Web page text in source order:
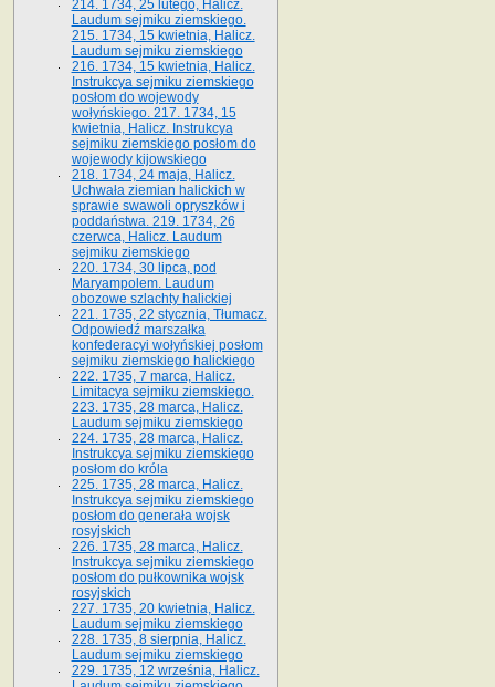
214. 1734, 25 lutego, Halicz.
Laudum sejmiku ziemskiego.
215. 1734, 15 kwietnia, Halicz.
Laudum sejmiku ziemskiego
216. 1734, 15 kwietnia, Halicz.
Instrukcya sejmiku ziemskiego
posłom do wojewody
wołyńskiego. 217. 1734, 15
kwietnia, Halicz. Instrukcya
sejmiku ziemskiego posłom do
wojewody kijowskiego
218. 1734, 24 maja, Halicz.
Uchwała ziemian halickich w
sprawie swawoli opryszków i
poddaństwa. 219. 1734, 26
czerwca, Halicz. Laudum
sejmiku ziemskiego
220. 1734, 30 lipca, pod
Maryampolem. Laudum
obozowe szlachty halickiej
221. 1735, 22 stycznia, Tłumacz.
Odpowiedź marszałka
konfederacyi wołyńskiej posłom
sejmiku ziemskiego halickiego
222. 1735, 7 marca, Halicz.
Limitacya sejmiku ziemskiego.
223. 1735, 28 marca, Halicz.
Laudum sejmiku ziemskiego
224. 1735, 28 marca, Halicz.
Instrukcya sejmiku ziemskiego
posłom do króla
225. 1735, 28 marca, Halicz.
Instrukcya sejmiku ziemskiego
posłom do generała wojsk
rosyjskich
226. 1735, 28 marca, Halicz.
Instrukcya sejmiku ziemskiego
posłom do pułkownika wojsk
rosyjskich
227. 1735, 20 kwietnia, Halicz.
Laudum sejmiku ziemskiego
228. 1735, 8 sierpnia, Halicz.
Laudum sejmiku ziemskiego
229. 1735, 12 września, Halicz.